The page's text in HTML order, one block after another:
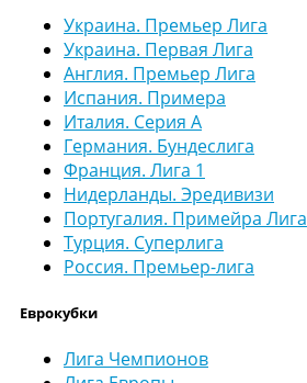
Украина. Премьер Лига
Украина. Первая Лига
Англия. Премьер Лига
Испания. Примера
Италия. Серия А
Германия. Бундеслига
Франция. Лига 1
Нидерланды. Эредивизи
Португалия. Примейра Лига
Турция. Суперлига
Россия. Премьер-лига
Еврокубки
Лига Чемпионов